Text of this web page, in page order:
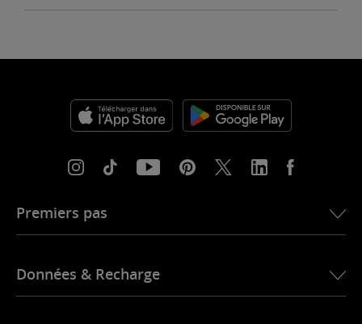
Premiers pas
Alexa pour Maserati
Données & Recharge